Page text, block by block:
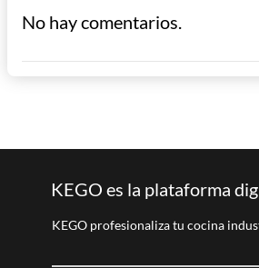
No hay comentarios.
KEGO es la plataforma
KEGO profesionaliza tu cocina